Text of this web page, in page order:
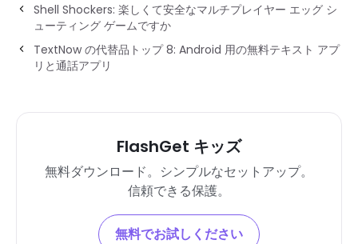
Shell Shockers: 楽しくて安全なマルチプレイヤー エッグ シ
ューティング ゲームですか
TextNow の代替品トップ 8: Android 用の無料テキスト アプ
リと通話アプリ
FlashGet キッズ
無料ダウンロード。シンプルなセットアップ。
信頼できる保護。
無料でお試しください